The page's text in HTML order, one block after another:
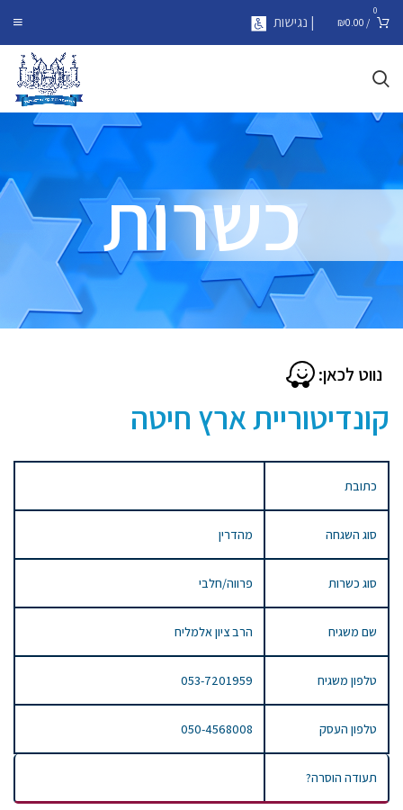
0
/
₪0.00 | נגישות
כשרות
נווט לכאן:
קונדיטוריית ארץ חיטה
כתובת
סוג השגחה מהדרין
סוג כשרות פרווה/חלבי
שם משגיח הרב ציון אלמליח
טלפון משגיח 053-7201959
טלפון העסק 050-4568008
תעודה הוסרה?